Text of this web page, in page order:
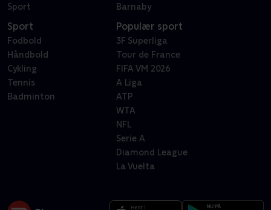
Sport
Barnaby
Sport
Fodbold
Håndbold
Cykling
Tennis
Badminton
Populær sport
3F Superliga
Tour de France
FIFA VM 2026
A Liga
ATP
WTA
NFL
Serie A
Diamond League
La Vuelta